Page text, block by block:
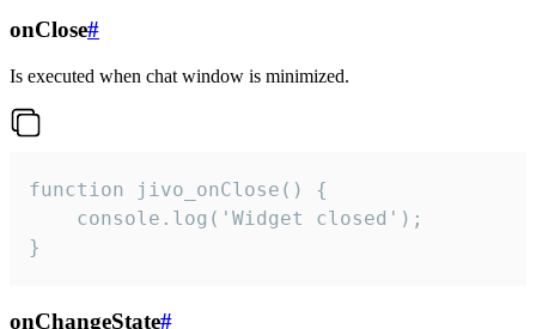
onClose#
Is executed when chat window is minimized.
function jivo_onClose() {
    console.log('Widget closed');
}
onChangeState#